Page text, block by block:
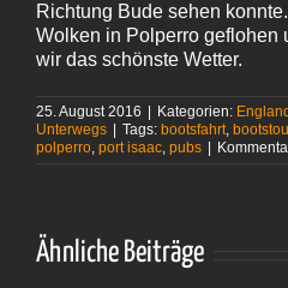
Richtung Bude sehen
Wolken in Polperro geflohen
wir das schönste Wetter.
25. August 2016 Kategorien: England
Unterwegs
Tags: bootsfahrt,
polperro, port isaac, pubs
Ähnliche Beiträge